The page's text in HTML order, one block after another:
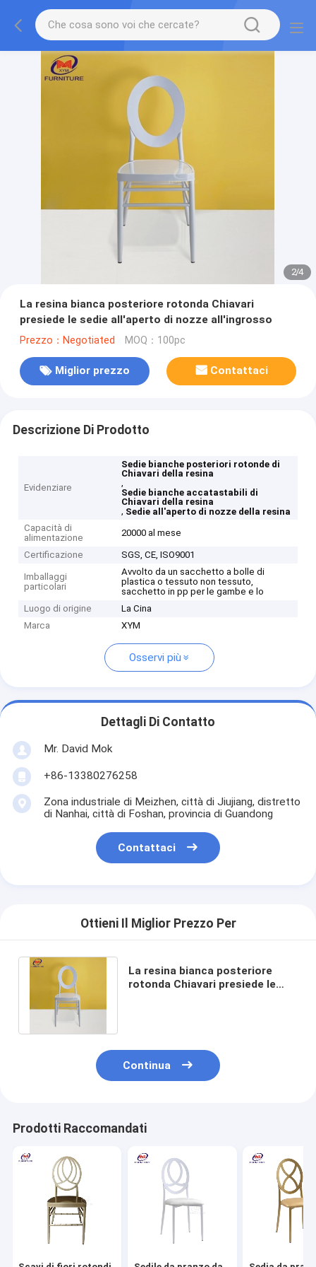
2/4
La resina bianca posteriore rotonda Chiavari
presiede le sedie all'aperto di nozze all'ingrosso
Prezzo：Negotiated MOQ：100pc
Miglior prezzo Contattaci
Descrizione Di Prodotto
Evidenziare
Sedie bianche posteriori rotonde di
Chiavari della resina
,
Sedie bianche accatastabili di
Chiavari della resina
, Sedie all'aperto di nozze della resina
Capacità di
alimentazione
20000 al mese
Certificazione SGS, CE, ISO9001
Imballaggi
particolari
Avvolto da un sacchetto a bolle di
plastica o tessuto non tessuto,
sacchetto in pp per le gambe e lo
Luogo di origine
La Cina
Marca
XYM
Osservi più
Dettagli Di Contatto
Mr. David Mok
+86-13380276258
Zona industriale di Meizhen, città di Jiujiang, distretto
di Nanhai, città di Foshan, provincia di Guandong
Contattaci
Ottieni Il Miglior Prezzo Per
La resina bianca posteriore
rotonda Chiavari presiede le
Continua
Prodotti Raccomandati